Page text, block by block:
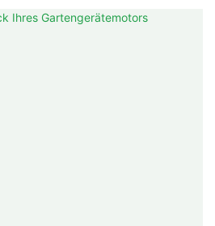
Optionen kann jedoch eine